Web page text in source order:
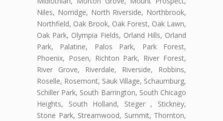
Niles, Norridge, North Riverside, Northbrook,
Northfield, Oak Brook, Oak Forest, Oak Lawn,
Oak Park, Olympia Fields, Orland Hills, Orland
Park, Palatine, Palos Park, Park Forest,
Phoenix, Posen, Richton Park, River Forest,
River Grove, Riverdale, Riverside, Robbins,
Roselle, Rosemont, Sauk Village, Schaumburg,
Schiller Park, South Barrington, South Chicago
Heights, South Holland, Steger , Stickney,
Stone Park, Streamwood, Summit, Thornton,